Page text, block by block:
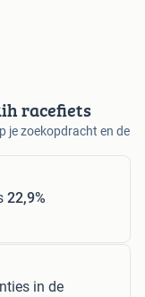
racefiets
je zoekopdracht en de
22,9%
in de